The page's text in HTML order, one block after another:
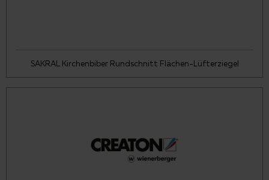
SAKRAL Kirchenbiber Rundschnitt Flächen-Lüfterziegel